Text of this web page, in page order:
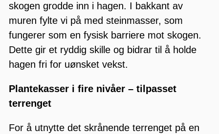
skogen grodde inn i hagen. I bakkant av
muren fylte vi på med steinmasser, som
fungerer som en fysisk barriere mot skogen.
Dette gir et ryddig skille og bidrar til å holde
hagen fri for uønsket vekst.
Plantekasser i fire nivåer – tilpasset
terrenget
For å utnytte det skrånende terrenget på en